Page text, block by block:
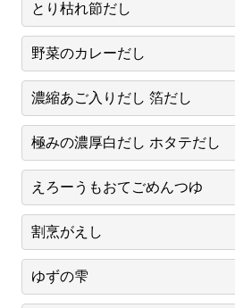
とり枯れ節だし
野菜のカレーだし
濃縮あご入りだし 箔だし
極みの濃厚白だし ホタテだし
えろーうもおてごめんつゆ
割烹がえし
ゆずの雫